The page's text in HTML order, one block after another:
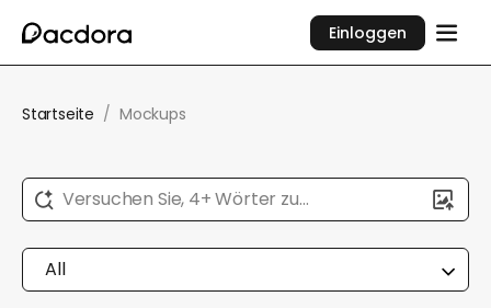
Einloggen
Startseite / Mockups
Versuchen Sie, 4+ Wörter zu
beschreiben...
All